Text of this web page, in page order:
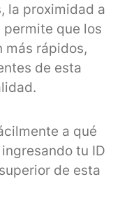
la proximidad a
permite que los
más rápidos,
de esta
a qué
tu ID
de esta